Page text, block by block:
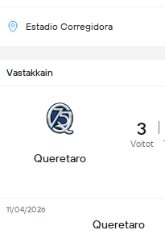
Estadio Corregidora
Vastakkain
Queretaro
3
Voitot
Queretaro
11/04/2026